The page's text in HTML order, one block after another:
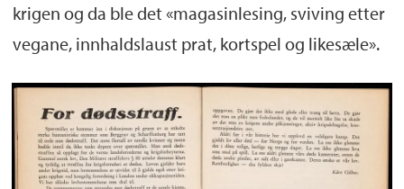
krigen og da ble det «magasinlesing, sviving etter
vegane, innhaldslaust prat, kortspel og likesæle».